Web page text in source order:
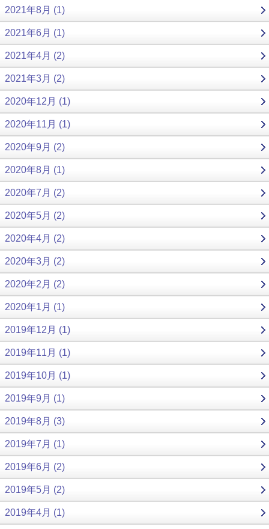
2021年8月 (1)
2021年6月 (1)
2021年4月 (2)
2021年3月 (2)
2020年12月 (1)
2020年11月 (1)
2020年9月 (2)
2020年8月 (1)
2020年7月 (2)
2020年5月 (2)
2020年4月 (2)
2020年3月 (2)
2020年2月 (2)
2020年1月 (1)
2019年12月 (1)
2019年11月 (1)
2019年10月 (1)
2019年9月 (1)
2019年8月 (3)
2019年7月 (1)
2019年6月 (2)
2019年5月 (2)
2019年4月 (1)